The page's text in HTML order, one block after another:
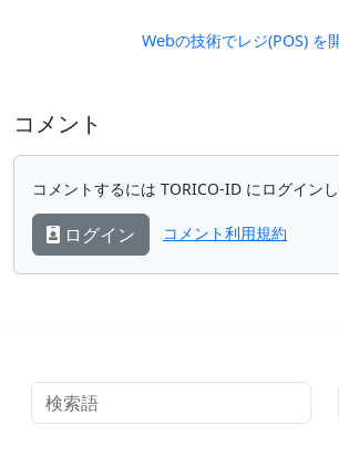
Webの技術でレジ(POS) を
コメント
コメントするには TORICO-ID にログインし
ログイン コメント利用規約